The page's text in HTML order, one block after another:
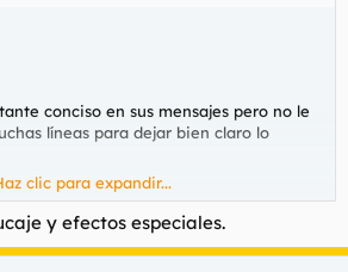
conciso en sus mensajes pero no le
líneas para dejar bien claro lo
tan cosmopolita que escribe sus
clic para expandir...
y efectos especiales.